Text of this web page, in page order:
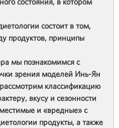
состоит в том,
продуктов, принципы
мы познакомимся с
зрения моделей Инь-Ян
классификацию
вкусу и сезонности
и «вредные» с
продукты, а также